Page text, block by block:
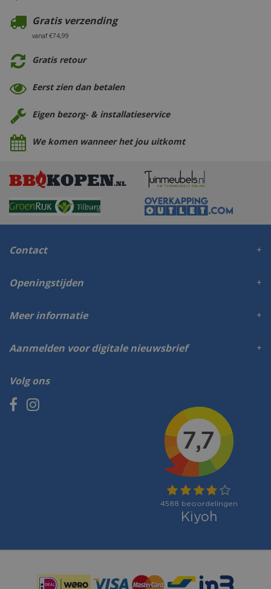
Gratis verzending
vanaf €74,99
Gratis retour
Eerst zien dan betalen
Eigen bezorg- & installatieservice
We komen wanneer het jou uitkomt
Contact
Volg ons
Openingstijden
Meer informatie
Aanmelden voor digitale nieuwsbrief